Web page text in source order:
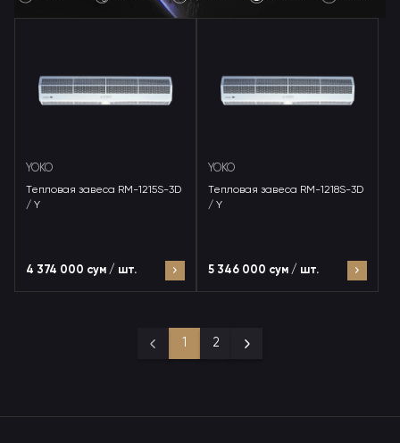
YOKO
Тепловая завеса RM-1215S-3D
/ Y
4 374 000 сум / шт.
YOKO
Тепловая завеса RM-1218S-3D
/ Y
5 346 000 сум / шт.
2